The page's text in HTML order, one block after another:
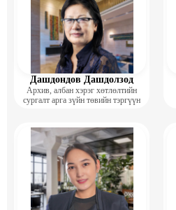
Дашдондов Дашдолзод
Архив, албан хэрэг хөтлөлтийн
сургалт арга зүйн төвийн тэргүүн